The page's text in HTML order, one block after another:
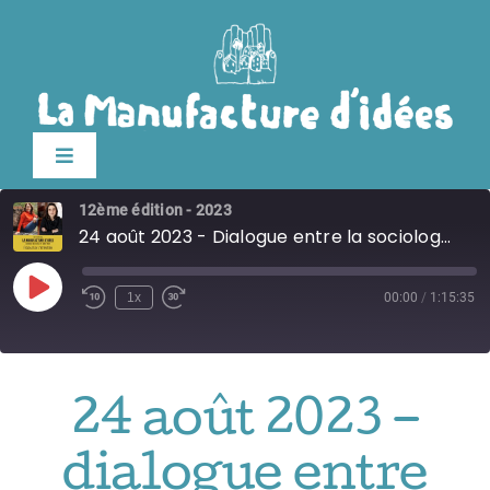
Toggle
Navigation
édition 2026
Le festival
Billetterie
Infos pratiques
12ème édition - 2023
24 août 2023 - Dialogue entre la sociologue Christelle Gramaglia et la sociologue Benedikte Zitouni
Play
Episode
1x 00:00 / 1:15:35
24 août 2023 –
dialogue entre